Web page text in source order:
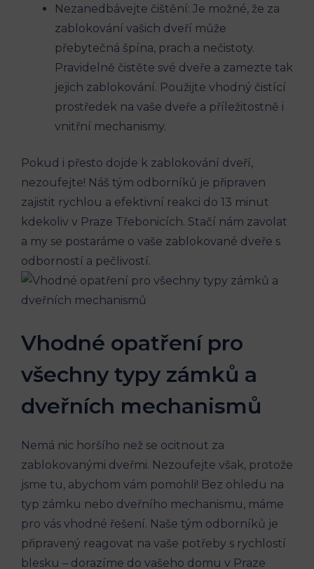
Nezanedbávejte čištění: Je možné, že za
zablokování vašich dveří může
přebytečná špína, prach a nečistoty.
Pravidelně čistěte své dveře a zamezte tak
jejich zablokování. Použijte vhodný čistící
prostředek na vaše dveře a příležitostně i
vnitřní mechanismy.
Pokud i přesto dojde k zablokování dveří,
nezoufejte! Náš tým odborníků je připraven
zajistit rychlou a efektivní reakci do 13 minut
kdekoliv v Praze Třebonicích. Stačí nám zavolat
a my se postaráme o vaše zablokované dveře s
odborností a pečlivostí.
Vhodné opatření pro
všechny typy zámků a
dveřních mechanismů
Nemá nic horšího než se ocitnout za
zablokovanými dveřmi. Nezoufejte však, protože
jsme tu, abychom vám pomohli! Bez ohledu na
typ zámku nebo dveřního mechanismu, máme
pro vás vhodné řešení. Naše tým odborníků je
připravený reagovat na vaše potřeby s rychlostí
blesku – dorazíme do vašeho domu v Praze